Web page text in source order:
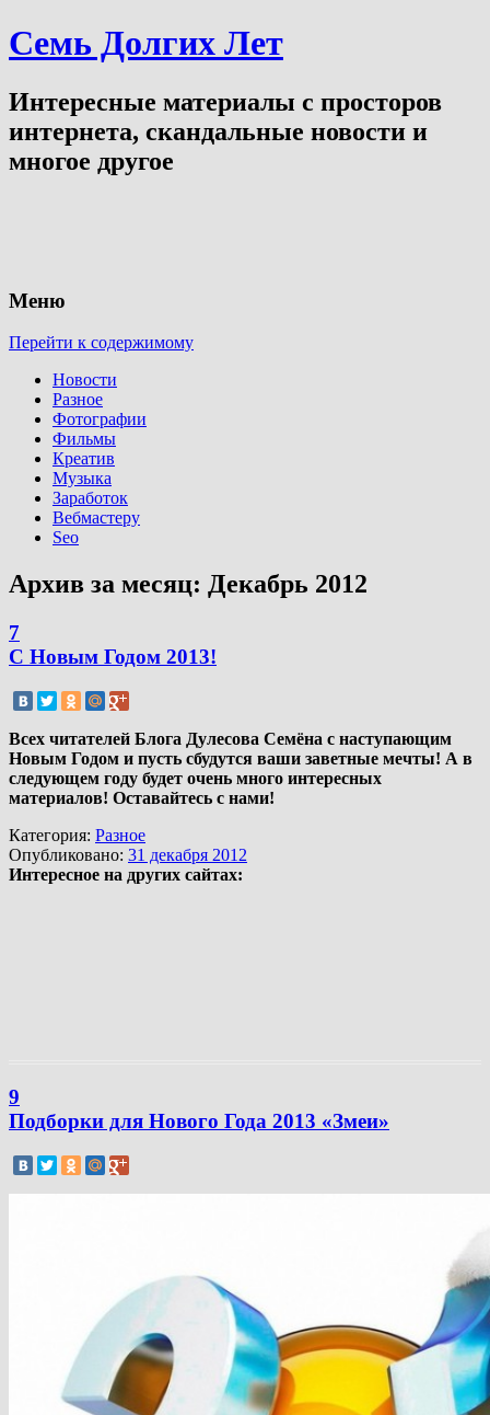
Семь Долгих Лет
Интересные материалы с просторов
интернета, скандальные новости и
многое другое
Меню
Перейти к содержимому
Новости
Разное
Фотографии
Фильмы
Креатив
Музыка
Заработок
Вебмастеру
Seo
Архив за месяц: Декабрь 2012
7
С Новым Годом 2013!
Всех читателей Блога Дулесова Семёна с наступающим
Новым Годом и пусть сбудутся ваши заветные мечты! А в
следующем году будет очень много интересных
материалов! Оставайтесь с нами!
Категория: Разное
Опубликовано: 31 декабря 2012
Интересное на других сайтах:
9
Подборки для Нового Года 2013 «Змеи»